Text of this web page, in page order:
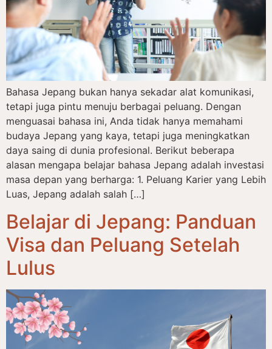
Bahasa Jepang bukan hanya sekadar alat komunikasi,
tetapi juga pintu menuju berbagai peluang. Dengan
menguasai bahasa ini, Anda tidak hanya memahami
budaya Jepang yang kaya, tetapi juga meningkatkan
daya saing di dunia profesional. Berikut beberapa
alasan mengapa belajar bahasa Jepang adalah investasi
masa depan yang berharga: 1. Peluang Karier yang Lebih
Luas, Jepang adalah salah […]
Belajar di Jepang: Panduan
Visa dan Peluang Setelah
Lulus